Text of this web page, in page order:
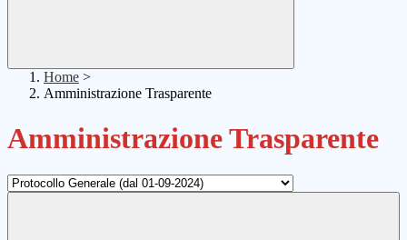
Home >
Amministrazione Trasparente
Amministrazione Trasparente